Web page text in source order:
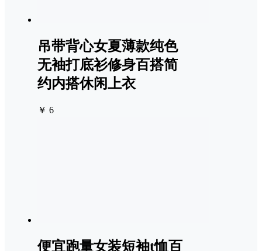
吊带背心女夏薄款纯色
无袖打底衫修身百搭简
约内搭休闲上衣
￥ 6
便宜跑量女装短袖t恤百